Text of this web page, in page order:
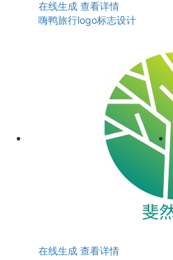
在线生成 查看详情
嗨鸭旅行logo标志设计
在线生成 查看详情